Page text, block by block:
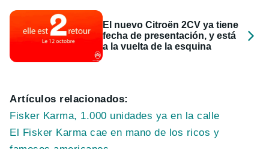
El nuevo Citroën 2CV ya tiene
fecha de presentación, y está
a la vuelta de la esquina
Artículos relacionados:
Fisker Karma, 1.000 unidades ya en la calle
El Fisker Karma cae en mano de los ricos y